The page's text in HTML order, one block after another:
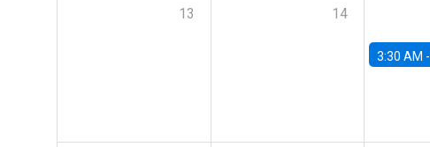
13 14
3:30 AM -